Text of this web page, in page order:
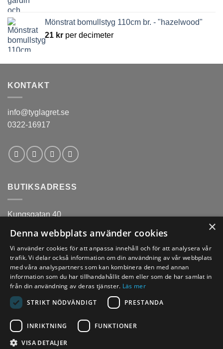
Mönstrat bomullstyg 110cm br. - "hazelwood"
21 kr per decimeter
KONTAKT
info@tyglagret.se
0322-16917
BUTIKSADRESS
Kungsgatan 40
Alingsås
ÖPPETTIDER
Lördagar 10-14
Söndagar/röda dagar - Stängt
×
Denna webbplats använder cookies
Vi använder cookies för att anpassa innehåll och för att analysera vår
trafik. Vi delar också information om din användning av vår webbplats
med våra analyspartners som kan kombinera den med annan
information som du har tillhandahållit dem eller som de har samlat in
från din användning av deras tjänster. Läs mer
STRIKT NÖDVÄNDIGT
PRESTANDA
INRIKTNING FUNKTIONER
VISA DETALJER